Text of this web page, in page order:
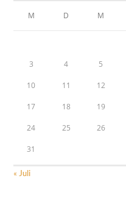
M D M
3 4 5
10 11 12
17 18 19
24 25 26
31
« Juli